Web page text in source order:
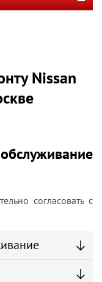
Nissan
согласовать с